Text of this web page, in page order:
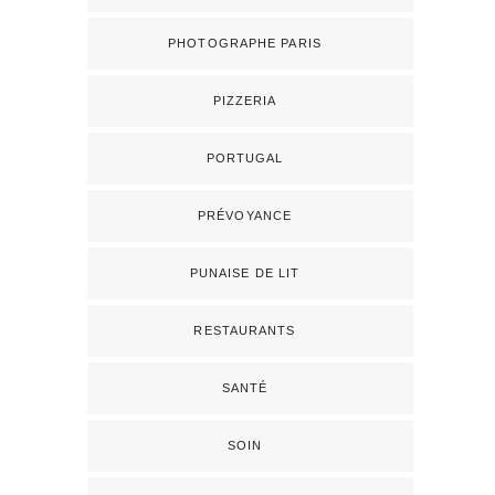
PHOTOGRAPHE PARIS
PIZZERIA
PORTUGAL
PRÉVOYANCE
PUNAISE DE LIT
RESTAURANTS
SANTÉ
SOIN